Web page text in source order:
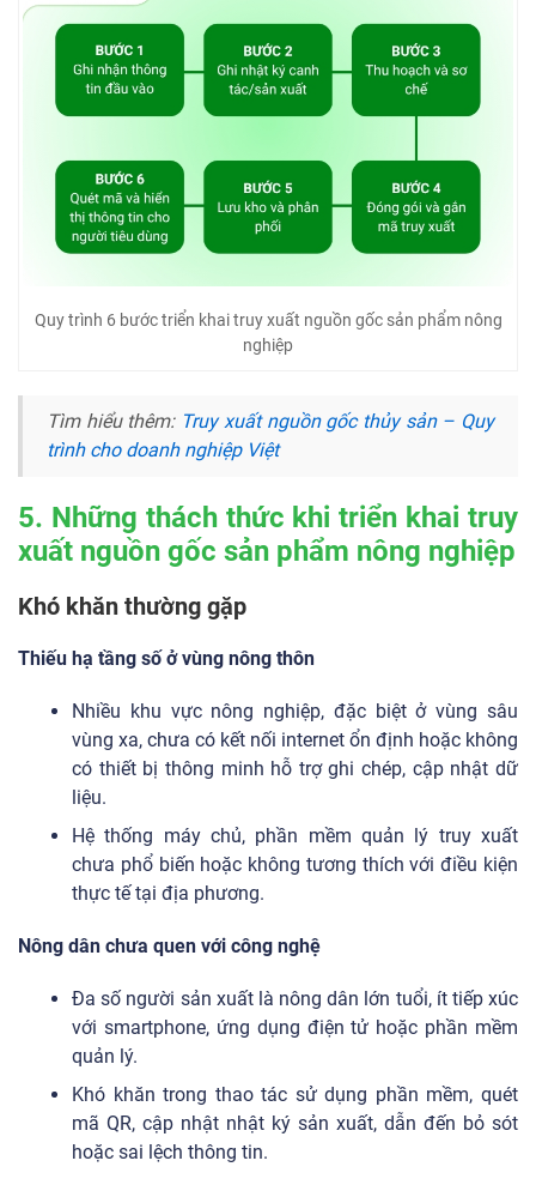
Quy trình 6 bước triển khai truy xuất nguồn gốc sản phẩm nông
nghiệp
Tìm hiểu thêm: Truy xuất nguồn gốc thủy sản – Quy
trình cho doanh nghiệp Việt
5. Những thách thức khi triển khai truy
xuất nguồn gốc sản phẩm nông nghiệp
Khó khăn thường gặp
Thiếu hạ tầng số ở vùng nông thôn
Nhiều khu vực nông nghiệp, đặc biệt ở vùng sâu
vùng xa, chưa có kết nối internet ổn định hoặc không
có thiết bị thông minh hỗ trợ ghi chép, cập nhật dữ
liệu.
Hệ thống máy chủ, phần mềm quản lý truy xuất
chưa phổ biến hoặc không tương thích với điều kiện
thực tế tại địa phương.
Nông dân chưa quen với công nghệ
Đa số người sản xuất là nông dân lớn tuổi, ít tiếp xúc
với smartphone, ứng dụng điện tử hoặc phần mềm
quản lý.
Khó khăn trong thao tác sử dụng phần mềm, quét
mã QR, cập nhật nhật ký sản xuất, dẫn đến bỏ sót
hoặc sai lệch thông tin.